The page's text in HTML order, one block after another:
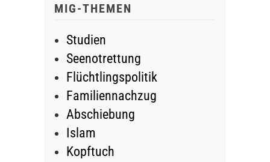
MIG-THEMEN
Studien
Seenotrettung
Flüchtlingspolitik
Familiennachzug
Abschiebung
Islam
Kopftuch